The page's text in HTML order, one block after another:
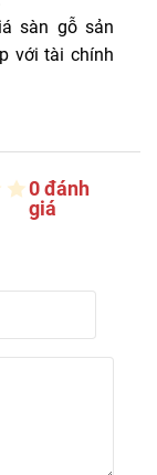
sàn gỗ sản
với tài chính
0 đánh
giá